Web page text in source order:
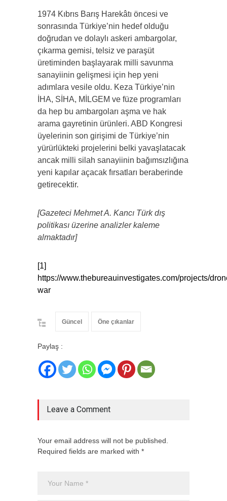
1974 Kıbrıs Barış Harekâtı öncesi ve
sonrasında Türkiye’nin hedef olduğu
doğrudan ve dolaylı askeri ambargolar,
çıkarma gemisi, telsiz ve paraşüt
üretiminden başlayarak milli savunma
sanayiinin gelişmesi için hep yeni
adımlara vesile oldu. Keza Türkiye’nin
İHA, SİHA, MİLGEM ve füze programları
da hep bu ambargoları aşma ve hak
arama gayretinin ürünleri. ABD Kongresi
üyelerinin son girişimi de Türkiye’nin
yürürlükteki projelerini belki yavaşlatacak
ancak milli silah sanayiinin bağımsızlığına
yeni kapılar açacak fırsatları beraberinde
getirecektir.
[Gazeteci Mehmet A. Kancı Türk dış
politikası üzerine analizler kaleme
almaktadır]
[1]
https://www.thebureauinvestigates.com/projects/
war
Güncel Öne çıkanlar
Paylaş :
Leave a Comment
Your email address will not be published.
Required fields are marked with *